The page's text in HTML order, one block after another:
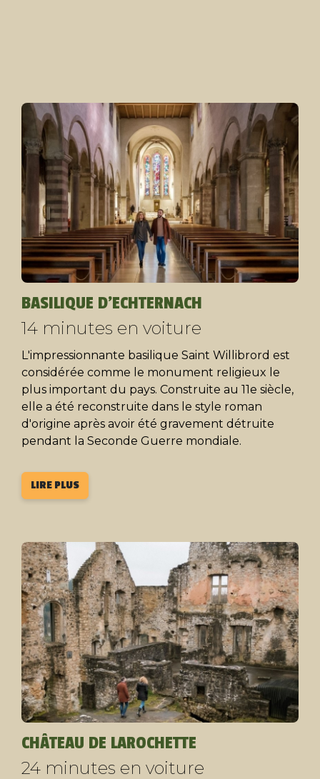
BASILIQUE D'ECHTERNACH
14 minutes en voiture
L'impressionnante basilique Saint Willibrord est
considérée comme le monument religieux le
plus important du pays. Construite au 11e siècle,
elle a été reconstruite dans le style roman
d'origine après avoir été gravement détruite
pendant la Seconde Guerre mondiale.
LIRE PLUS
CHÂTEAU DE LAROCHETTE
24 minutes en voiture